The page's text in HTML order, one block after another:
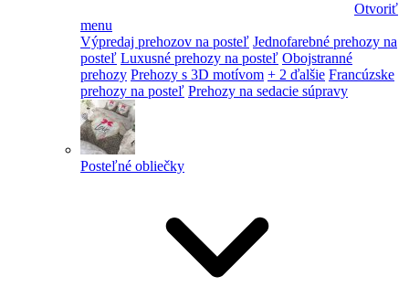
Otvoriť
menu
Výpredaj prehozov na posteľ Jednofarebné prehozy na
posteľ Luxusné prehozy na posteľ Obojstranné
prehozy Prehozy s 3D motívom + 2 ďalšie Francúzske
prehozy na posteľ Prehozy na sedacie súpravy
Posteľné obliečky